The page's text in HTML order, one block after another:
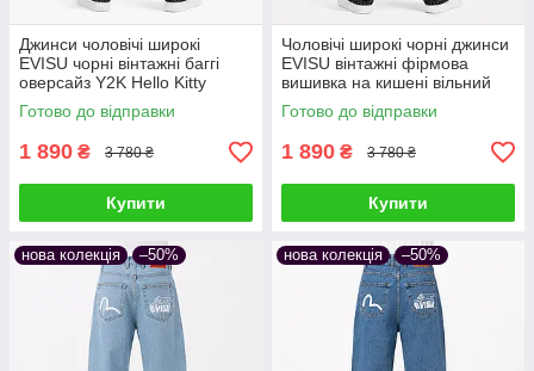
Джинси чоловічі широкі
EVISU чорні вінтажні баггі
оверсайз Y2K Hello Kitty
Туреччина 25 (1075-307)
Готово до відправки
1 890 ₴ 3 780 ₴
Купити
Чоловічі широкі чорні джинси
EVISU вінтажні фірмова
вишивка на кишені вільний
крій оверсайз баггі Y2K
Туреччина 25 (1075-306)
Готово до відправки
1 890 ₴ 3 780 ₴
Купити
нова колекція –50% нова колекція –50%